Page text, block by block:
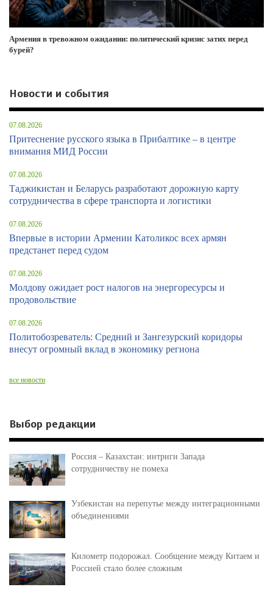
Армения в тревожном ожидании: политический кризис затих перед
бурей?
Новости и события
07.08.2026
Притеснение русского языка в Прибалтике – в центре
внимания МИД России
07.08.2026
Таджикистан и Беларусь разработают дорожную карту
сотрудничества в сфере транспорта и логистики
07.08.2026
Впервые в истории Армении Католикос всех армян
предстанет перед судом
07.08.2026
Молдову ожидает рост налогов на энергоресурсы и
продовольствие
07.08.2026
Политобозреватель: Средний и Зангезурский коридоры
внесут огромный вклад в экономику региона
все новости
Выбор редакции
Россия – Казахстан: интриги Запада
сотрудничеству не помеха
Узбекистан на перепутье между интеграционными
объединениями
Километр подорожал. Сообщение между Китаем и
Россией стало более сложным